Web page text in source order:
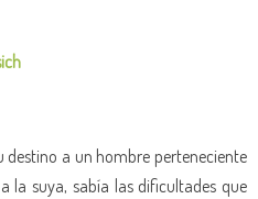
destino a un hombre perteneciente
la suya, sabía las dificultades que